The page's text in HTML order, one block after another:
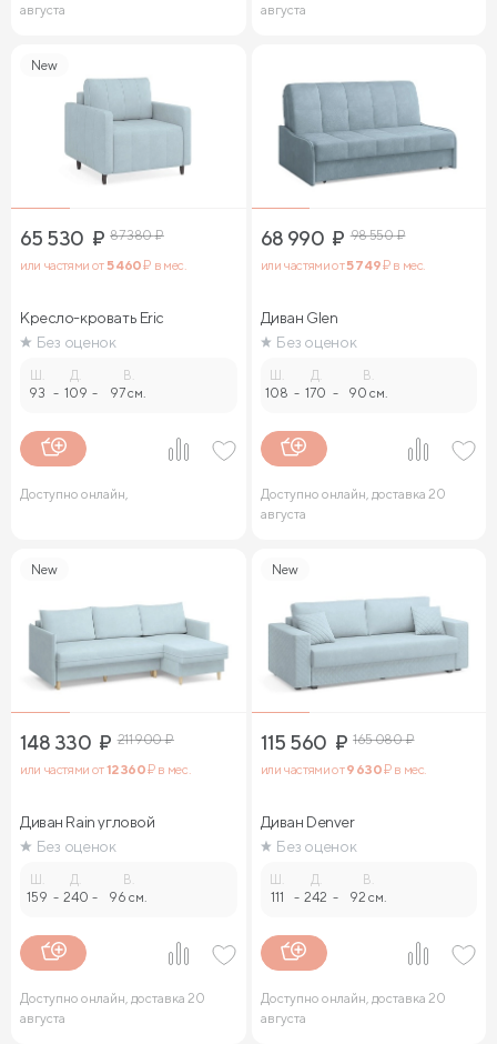
августа
августа
New
65 530 ₽ 87 380₽
или частями от5 460₽ в мес.
Кресло-кровать Eric
Без оценок
93 -
Д.
109 -
В.
97 см.
Доступно онлайн,
68 990 ₽ 98 550₽
или частями от5 749₽ в мес.
Диван Glen
Без оценок
108 -
Д.
170 -
В.
90 см.
Доступно онлайн, доставка 20
августа
New
148 330 ₽ 211 900₽
или частями от12 360₽ в мес.
Диван Rain угловой
Без оценок
159 -
Д.
240 -
В.
96 см.
Доступно онлайн, доставка 20
августа
New
115 560 ₽ 165 080₽
или частями от9 630₽ в мес.
Диван Denver
Без оценок
111 -
Д.
242 -
В.
92 см.
Доступно онлайн, доставка 20
августа